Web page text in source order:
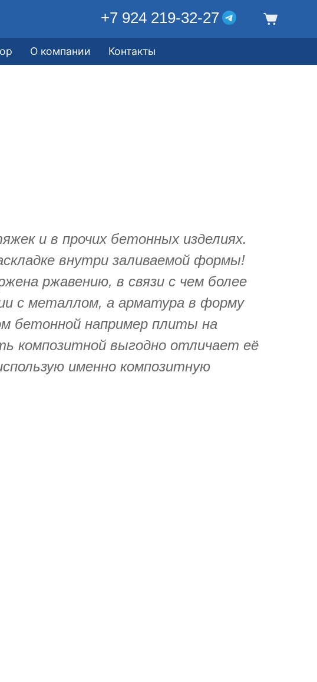
+7 924 219-32-27
О компании Контакты
и в прочих бетонных изделиях.
внутри заливаемой формы!
ржавению, в связи с чем более
с металлом, а арматура в форму
бетонной например плиты на
композитной выгодно отличает её
именно композитную